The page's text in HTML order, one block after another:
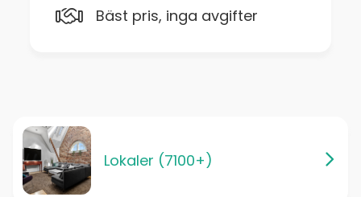
Bäst pris, inga avgifter
Lokaler (7100+)